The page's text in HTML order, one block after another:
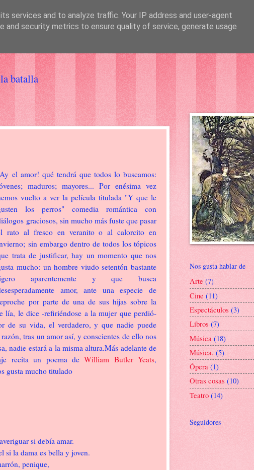
batalla
el amor! qué tendrá que todos lo buscamos:
maduros; mayores... Por enésima vez
vuelto a ver la película titulada "Y que le
los perros" comedia romántica con
graciosos, sin mucho más fuste que pasar
rato al fresco en veranito o al calorcito en
sin embargo dentro de todos los tópicos
trata de justificar, hay un momento que nos
mucho: un hombre viudo setentón bastante
aparentemente y que busca
amor, ante una especie de
por parte de una de sus hijas sobre la
lía, le dice -refiriéndose a la mujer que perdió-
de su vida, el verdadero, y que nadie puede
tras un amor así, y conscientes de ello nos
nadie estará a la misma altura.Más adelante de
recita un poema deWilliam Butler Yeats,
gusta mucho titulado
si debía amar.
si la dama es bella y joven.
penique,
Nos gusta hablar de
Arte (7)
Cine (11)
Espectáculos (3)
Libros (7)
Música (18)
Música. (5)
Ópera (1)
Otras cosas (10)
Teatro (14)
Seguidores
services and to analyze traffic. Your IP address and user-agent
and security metrics to ensure quality of service, generate usage